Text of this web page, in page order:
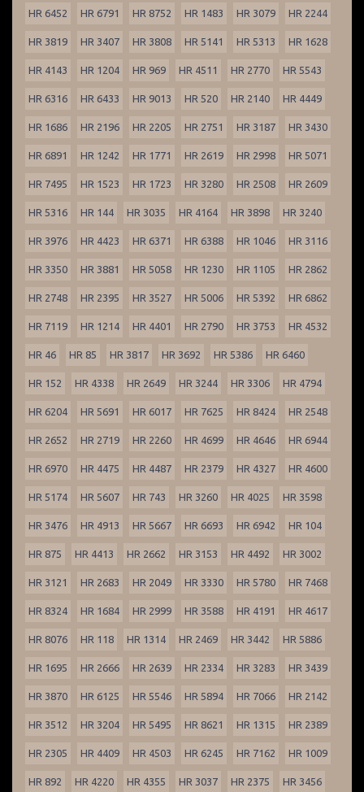
HR 6452 HR 6791 HR 8752 HR 1483 HR 3079 HR 2244
HR 3819 HR 3407 HR 3808 HR 5141 HR 5313 HR 1628
HR 4143 HR 1204 HR 969 HR 4511 HR 2770 HR 5543
HR 6316 HR 6433 HR 9013 HR 520 HR 2140 HR 4449
HR 1686 HR 2196 HR 2205 HR 2751 HR 3187 HR 3430
HR 6891 HR 1242 HR 1771 HR 2619 HR 2998 HR 5071
HR 7495 HR 1523 HR 1723 HR 3280 HR 2508 HR 2609
HR 5316 HR 144 HR 3035 HR 4164 HR 3898 HR 3240
HR 3976 HR 4423 HR 6371 HR 6388 HR 1046 HR 3116
HR 3350 HR 3881 HR 5058 HR 1230 HR 1105 HR 2862
HR 2748 HR 2395 HR 3527 HR 5006 HR 5392 HR 6862
HR 7119 HR 1214 HR 4401 HR 2790 HR 3753 HR 4532
HR 46 HR 85 HR 3817 HR 3692 HR 5386 HR 6460
HR 152 HR 4338 HR 2649 HR 3244 HR 3306 HR 4794
HR 6204 HR 5691 HR 6017 HR 7625 HR 8424 HR 2548
HR 2652 HR 2719 HR 2260 HR 4699 HR 4646 HR 6944
HR 6970 HR 4475 HR 4487 HR 2379 HR 4327 HR 4600
HR 5174 HR 5607 HR 743 HR 3260 HR 4025 HR 3598
HR 3476 HR 4913 HR 5667 HR 6693 HR 6942 HR 104
HR 875 HR 4413 HR 2662 HR 3153 HR 4492 HR 3002
HR 3121 HR 2683 HR 2049 HR 3330 HR 5780 HR 7468
HR 8324 HR 1684 HR 2999 HR 3588 HR 4191 HR 4617
HR 8076 HR 118 HR 1314 HR 2469 HR 3442 HR 5886
HR 1695 HR 2666 HR 2639 HR 2334 HR 3283 HR 3439
HR 3870 HR 6125 HR 5546 HR 5894 HR 7066 HR 2142
HR 3512 HR 3204 HR 5495 HR 8621 HR 1315 HR 2389
HR 2305 HR 4409 HR 4503 HR 6245 HR 7162 HR 1009
HR 892 HR 4220 HR 4355 HR 3037 HR 2375 HR 3456